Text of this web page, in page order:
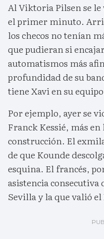
Al Viktoria Pilsen se le
el primer minuto.
los checos no tenían
que pudieran si
automatismos más
profundidad de su
tiene Xavi en su
Por ejemplo, ayer se
Franck Kessié, más
construcción. El
de que Kounde
esquina. El francés,
asistencia
Sevilla y la que valió el